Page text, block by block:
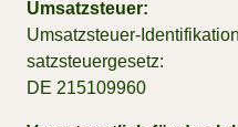
Umsatzsteuer:
Um­satz­steu­er-
satz­steu­er­ge­setz:
DE 215109960